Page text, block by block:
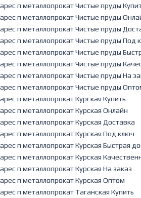
арес п металлопрокат Чистые пруды
арес п металлопрокат Чистые пруды
арес п металлопрокат Чистые пруды
арес п металлопрокат Чистые пруды Под
арес п металлопрокат Чистые пруды
арес п металлопрокат Чистые пруды
арес п металлопрокат Чистые пруды На
арес п металлопрокат Чистые пруды
арес п металлопрокат Курская Купить
арес п металлопрокат Курская Онлайн
арес п металлопрокат Курская Доставка
арес п металлопрокат Курская Под ключ
арес п металлопрокат Курская Быстрая
арес п металлопрокат Курская
арес п металлопрокат Курская На заказ
арес п металлопрокат Курская Оптом
арес п металлопрокат Таганская Купить